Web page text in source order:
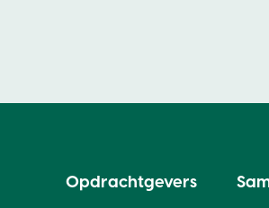
Opdrachtgevers